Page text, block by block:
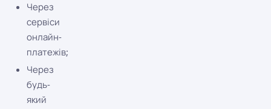
Через
сервіси
онлайн-
платежів;
Через
будь-
який